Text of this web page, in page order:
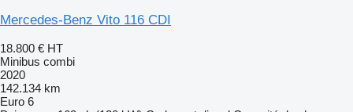
Mercedes-Benz Vito 116 CDI
18.800 € HT
Minibus combi
2020
142.134 km
Euro 6